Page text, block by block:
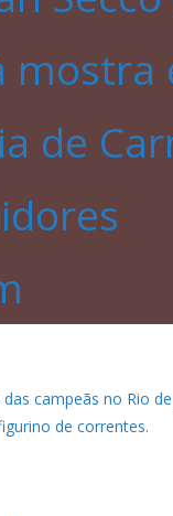
mostra
de
campeãs no Rio
de correntes.